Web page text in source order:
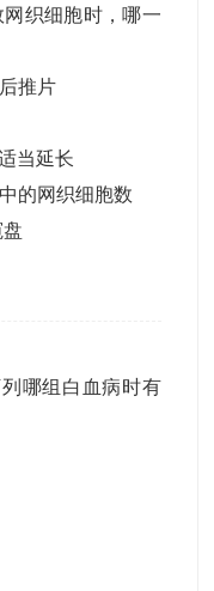
织细胞时，哪一
推片
当延长
的网织细胞数
哪组白血病时有